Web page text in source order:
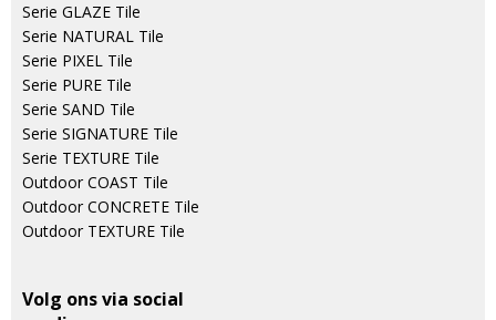
Serie GLAZE Tile
Serie NATURAL Tile
Serie PIXEL Tile
Serie PURE Tile
Serie SAND Tile
Serie SIGNATURE Tile
Serie TEXTURE Tile
Outdoor COAST Tile
Outdoor CONCRETE Tile
Outdoor TEXTURE Tile
Volg ons via social